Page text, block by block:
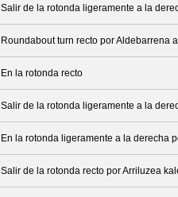
Salir de la rotonda ligeramente a la
Roundabout turn recto por Aldebarrena
En la rotonda recto
Salir de la rotonda ligeramente a la
En la rotonda ligeramente a la derecha
Salir de la rotonda recto por Arriluzea